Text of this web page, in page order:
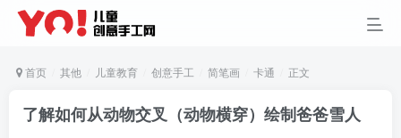
首页 其他 儿童教育 创意手工 简笔画 卡通 正文
了解如何从动物交叉（动物横穿）绘制爸爸雪人